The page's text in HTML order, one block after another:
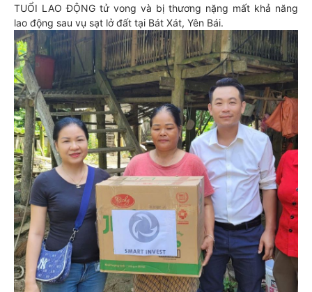
TUỔI LAO ĐỘNG tử vong và bị thương nặng mất khả năng
lao động sau vụ sạt lở đất tại Bát Xát, Yên Bái.